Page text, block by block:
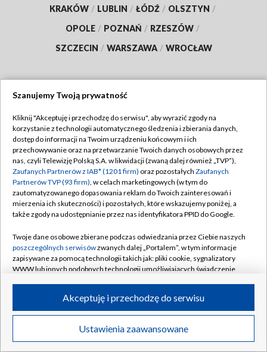
KRAKÓW / LUBLIN / ŁÓDŹ / OLSZTYN /
OPOLE / POZNAŃ / RZESZÓW /
SZCZECIN / WARSZAWA / WROCŁAW
TVP
Abonament TVP
Emisja w TVP
Centrum informacji TVP
Naziemna Telewizja Cyfrowa
Rada Programowa
System NOS
Informacje o nadawcy
Program dla prasy
Ogłoszenie przetargowe
Regulamin TVP
Polityka prywatności
Moje zgody
Pomoc
Kontakt
Kanały
©2026 Telewizja Polska S.A. w likwidacji
Szanujemy Twoją prywatność
Kliknij "Akceptuję i przechodzę do serwisu", aby wyrazić zgody na
korzystanie z technologii automatycznego śledzenia i zbierania danych,
dostęp do informacji na Twoim urządzeniu końcowym i ich
przechowywanie oraz na przetwarzanie Twoich danych osobowych przez
nas, czyli Telewizję Polską S.A. w likwidacji (zwaną dalej również „TVP”),
Zaufanych Partnerów z IAB* (1201 firm) oraz pozostałych Zaufanych
Partnerów TVP (93 firm), w celach marketingowych (w tym do
zautomatyzowanego dopasowania reklam do Twoich zainteresowań i
mierzenia ich skuteczności) i pozostałych, które wskazujemy poniżej, a
także zgody na udostępnianie przez nas identyfikatora PPID do Google.
Twoje dane osobowe zbierane podczas odwiedzania przez Ciebie naszych
poszczególnych serwisówzwanych dalej „Portalem”, w tym informacje
zapisywane za pomocą technologii takich jak: pliki cookie, sygnalizatory
WWW lub innych podobnych technologii umożliwiających świadczenie
ruchu w Internecie.
Twoje dane osobowe zbierane podczas odwiedzania przez Ciebie
poszczególnych serwisówna Portalu, takie jak adresy IP, identyfikatory
Ustawienia zaawansowane
Akceptuję i przechodzę do serwisu